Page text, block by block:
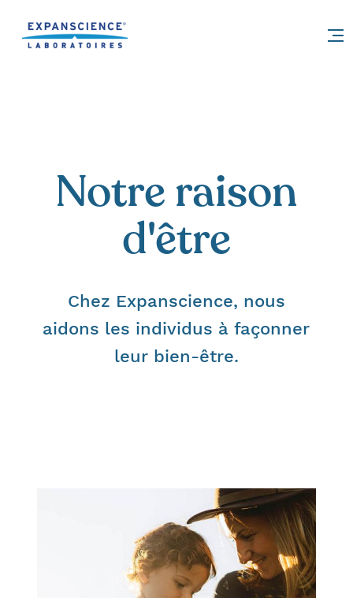
Notre raison
d'être
Chez Expanscience, nous
aidons les individus à façonner
leur bien-être.